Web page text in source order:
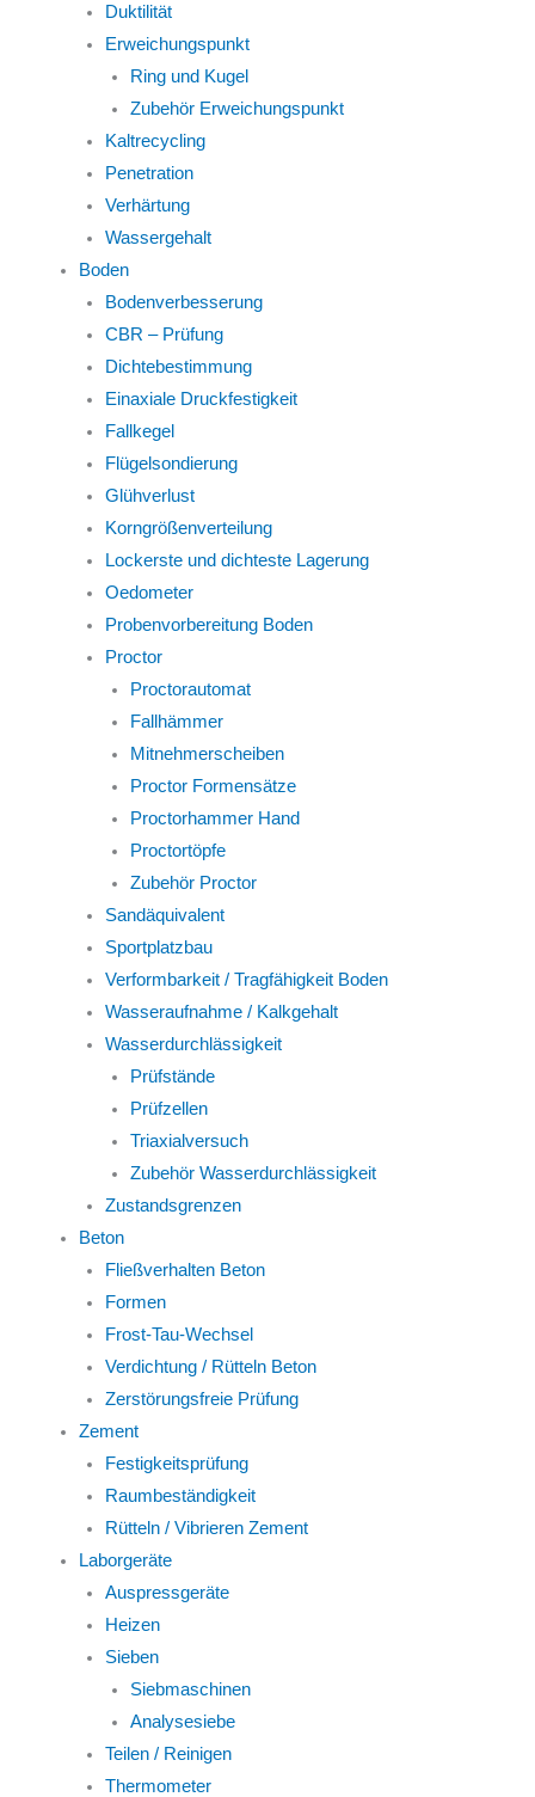
Duktilität
Erweichungspunkt
Ring und Kugel
Zubehör Erweichungspunkt
Kaltrecycling
Penetration
Verhärtung
Wassergehalt
Boden
Bodenverbesserung
CBR – Prüfung
Dichtebestimmung
Einaxiale Druckfestigkeit
Fallkegel
Flügelsondierung
Glühverlust
Korngrößenverteilung
Lockerste und dichteste Lagerung
Oedometer
Probenvorbereitung Boden
Proctor
Proctorautomat
Fallhämmer
Mitnehmerscheiben
Proctor Formensätze
Proctorhammer Hand
Proctortöpfe
Zubehör Proctor
Sandäquivalent
Sportplatzbau
Verformbarkeit / Tragfähigkeit Boden
Wasseraufnahme / Kalkgehalt
Wasserdurchlässigkeit
Prüfstände
Prüfzellen
Triaxialversuch
Zubehör Wasserdurchlässigkeit
Zustandsgrenzen
Beton
Fließverhalten Beton
Formen
Frost-Tau-Wechsel
Verdichtung / Rütteln Beton
Zerstörungsfreie Prüfung
Zement
Festigkeitsprüfung
Raumbeständigkeit
Rütteln / Vibrieren Zement
Laborgeräte
Auspressgeräte
Heizen
Sieben
Siebmaschinen
Analysesiebe
Teilen / Reinigen
Thermometer